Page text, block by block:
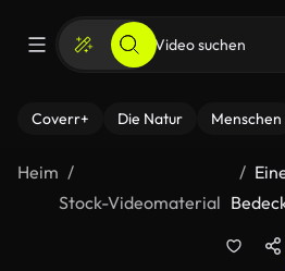
Coverr+ Die Natur Menschen
Heim
Stock-Videomaterial